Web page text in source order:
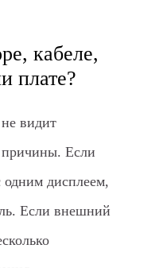
кабеле,
плате?
видит
Если
одним дисплеем,
Если внешний